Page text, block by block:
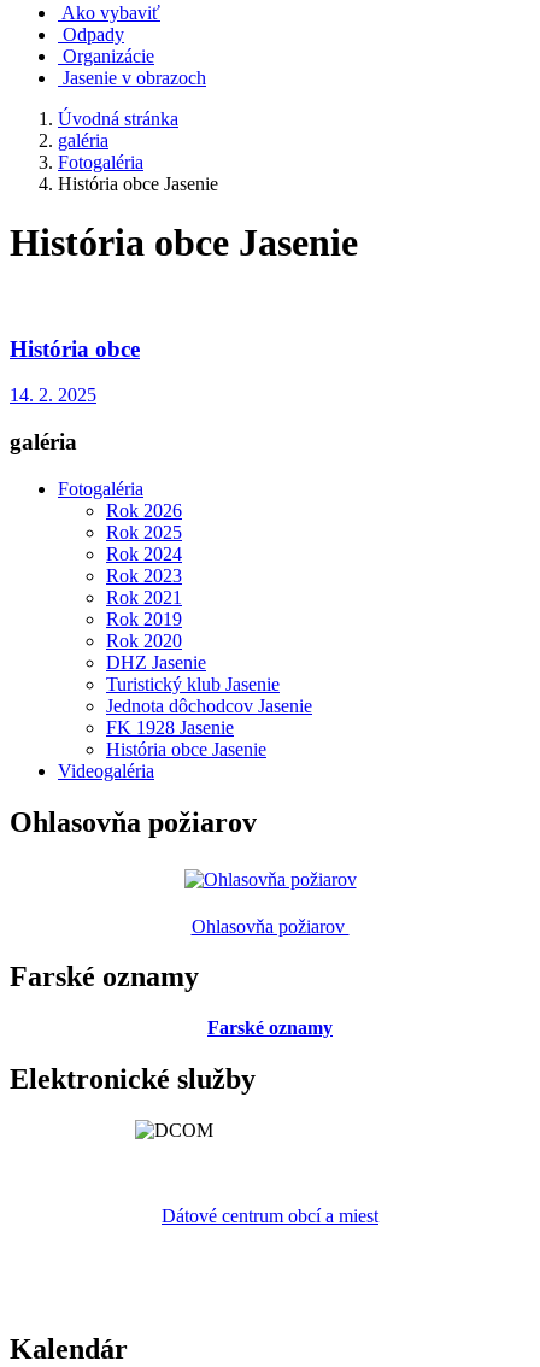
Ako vybaviť
Odpady
Organizácie
Jasenie v obrazoch
Úvodná stránka
galéria
Fotogaléria
História obce Jasenie
História obce Jasenie
História obce
14. 2. 2025
galéria
Fotogaléria
Rok 2026
Rok 2025
Rok 2024
Rok 2023
Rok 2021
Rok 2019
Rok 2020
DHZ Jasenie
Turistický klub Jasenie
Jednota dôchodcov Jasenie
FK 1928 Jasenie
História obce Jasenie
Videogaléria
Ohlasovňa požiarov
Ohlasovňa požiarov
Farské oznamy
Farské oznamy
Elektronické služby
Dátové centrum obcí a miest
Kalendár